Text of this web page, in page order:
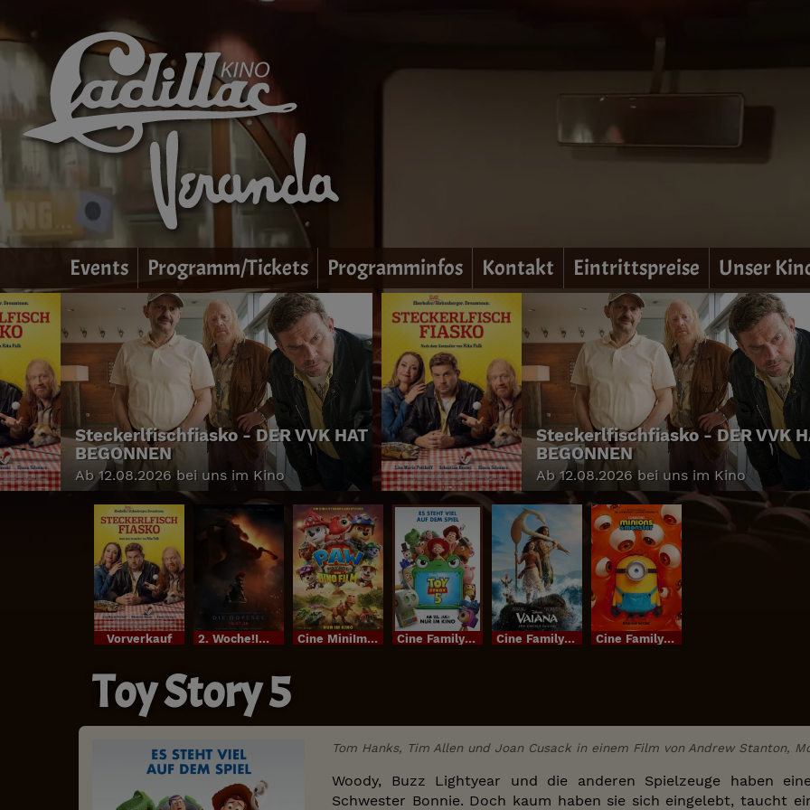
Events Programm/Tickets Programminfos Kontakt Eintrittspreise Unser
Steckerlfischfiasko - DER VVK HAT
BEGONNEN
Ab 12.08.2026 bei uns im Kino
Steckerlfischfiasko - DER VVK
BEGONNEN
Ab 12.08.2026 bei uns im Kino
Vorverkauf 2. Woche!Im Bundesstart Cine MiniIm Bundesstart Cine FamilyIm Bundesstart Cine FamilyIm Bundesstart Cine FamilyIm Bundesstart
Toy Story 5
Tom Hanks, Tim Allen und Joan Cusack in einem Film von Andrew Stanton,
Woody, Buzz Lightyear und die anderen Spielzeuge haben
Schwester Bonnie. Doch kaum haben sie sich eingelebt, taucht